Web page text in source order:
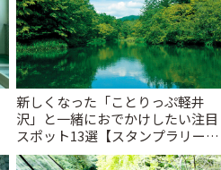
新しくなった「ことりっぷ軽井
沢」と一緒におでかけしたい注目
スポット13選【スタンプラリー開
催中】 | ことりっぷ